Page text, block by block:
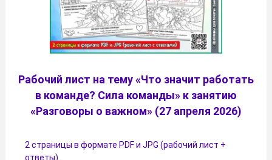
Рабочий лист на тему «Что значит работать
в команде? Сила команды» к занятию
«Разговоры о важном» (27 апреля 2026)
2 страницы в формате PDF и JPG (рабочий лист +
ответы).